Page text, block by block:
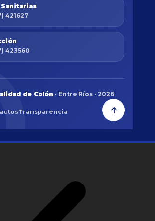
Sanitarias
421627
423560
de Colón · Entre Ríos · 2026
Transparencia